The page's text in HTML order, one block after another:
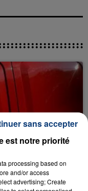
FEMME ET
après avoir
est notre priorité
processing based on
and/or access
advertising; Create
sans accepter